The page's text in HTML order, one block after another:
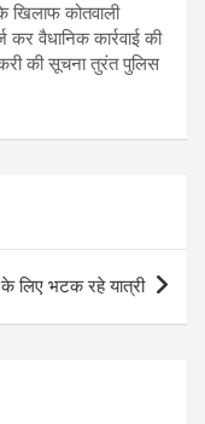
खिलाफ कोतवाली
वैधानिक कार्रवाई की
की सूचना तुरंत पुलिस
लिए भटक रहे यात्री